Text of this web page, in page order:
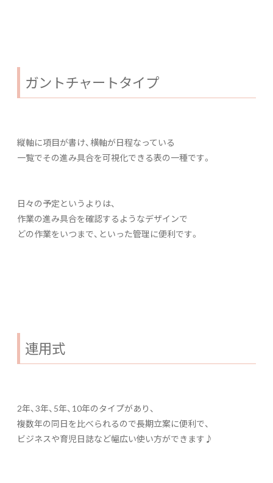
ガントチャートタイプ
縦軸に項目が書け、横軸が日程なっている
一覧でその進み具合を可視化できる表の一種です。
日々の予定というよりは、
作業の進み具合を確認するようなデザインで
どの作業をいつまで、といった管理に便利です。
連用式
2年、3年、5年、10年のタイプがあり、
複数年の同日を比べられるので長期立案に便利で、
ビジネスや育児日誌など幅広い使い方ができます♪